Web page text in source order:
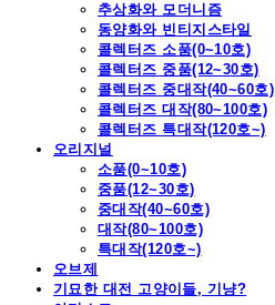
추상화와 모더니즘
동양화와 빈티지스타일
콜렉터즈 소품(0~10호)
콜렉터즈 중품(12~30호)
콜렉터즈 중대작(40~60호)
콜렉터즈 대작(80~100호)
콜렉터즈 특대작(120호~)
오리지널
소품(0~10호)
중품(12~30호)
중대작(40~60호)
대작(80~100호)
특대작(120호~)
오브제
기묘한 대전 고양이들, 기냥?